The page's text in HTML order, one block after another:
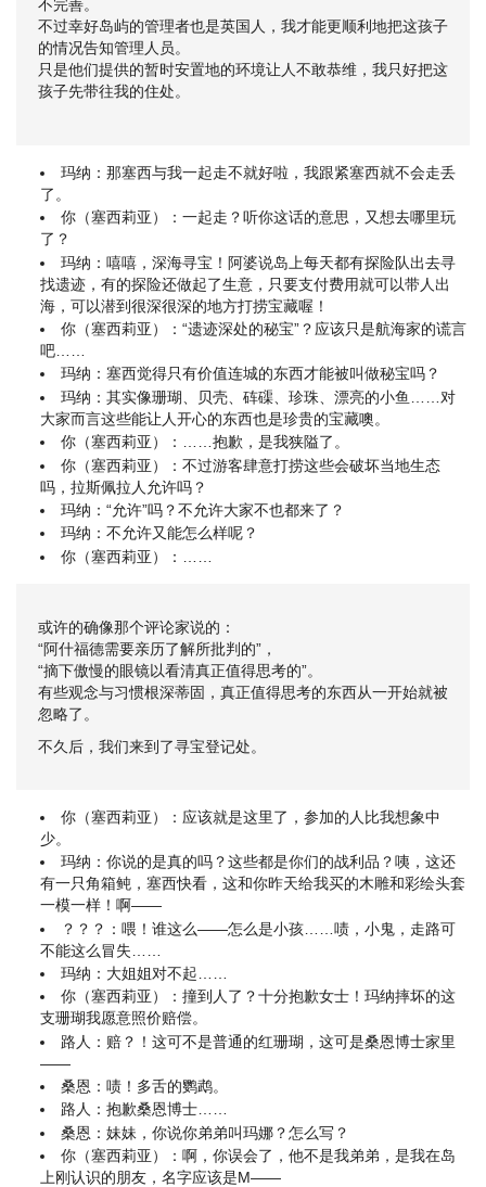
不完善。
不过幸好岛屿的管理者也是英国人，我才能更顺利地把这孩子
的情况告知管理人员。
只是他们提供的暂时安置地的环境让人不敢恭维，我只好把这
孩子先带往我的住处。
玛纳：那塞西与我一起走不就好啦，我跟紧塞西就不会走丢
了。
你（塞西莉亚）：一起走？听你这话的意思，又想去哪里玩
了？
玛纳：嘻嘻，深海寻宝！阿婆说岛上每天都有探险队出去寻
找遗迹，有的探险还做起了生意，只要支付费用就可以带人出
海，可以潜到很深很深的地方打捞宝藏喔！
你（塞西莉亚）：“遗迹深处的秘宝”？应该只是航海家的谎言
吧……
玛纳：塞西觉得只有价值连城的东西才能被叫做秘宝吗？
玛纳：其实像珊瑚、贝壳、砗磲、珍珠、漂亮的小鱼……对
大家而言这些能让人开心的东西也是珍贵的宝藏噢。
你（塞西莉亚）：……抱歉，是我狭隘了。
你（塞西莉亚）：不过游客肆意打捞这些会破坏当地生态
吗，拉斯佩拉人允许吗？
玛纳：“允许”吗？不允许大家不也都来了？
玛纳：不允许又能怎么样呢？
你（塞西莉亚）：……
或许的确像那个评论家说的：
“阿什福德需要亲历了解所批判的”，
“摘下傲慢的眼镜以看清真正值得思考的”。
有些观念与习惯根深蒂固，真正值得思考的东西从一开始就被
忽略了。
不久后，我们来到了寻宝登记处。
你（塞西莉亚）：应该就是这里了，参加的人比我想象中
少。
玛纳：你说的是真的吗？这些都是你们的战利品？咦，这还
有一只角箱鲀，塞西快看，这和你昨天给我买的木雕和彩绘头套
一模一样！啊——
？？？：喂！谁这么——怎么是小孩……啧，小鬼，走路可
不能这么冒失……
玛纳：大姐姐对不起……
你（塞西莉亚）：撞到人了？十分抱歉女士！玛纳摔坏的这
支珊瑚我愿意照价赔偿。
路人：赔？！这可不是普通的红珊瑚，这可是桑恩博士家里
——
桑恩：啧！多舌的鹦鹉。
路人：抱歉桑恩博士……
桑恩：妹妹，你说你弟弟叫玛娜？怎么写？
你（塞西莉亚）：啊，你误会了，他不是我弟弟，是我在岛
上刚认识的朋友，名字应该是M——